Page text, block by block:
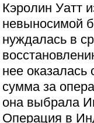
Кэролин Уатт
невыносимой
нуждалась в
нее
сумма за
она выбрала
Операция в